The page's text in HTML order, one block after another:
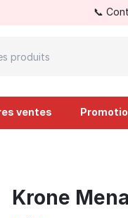
📞
ventes
Krone